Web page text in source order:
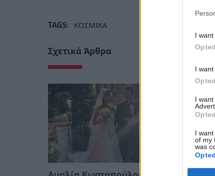
I
I
I
I
of my
was
TAGS: ΚΟΣΜΙΚΑ
Σχετικά Άρθρα